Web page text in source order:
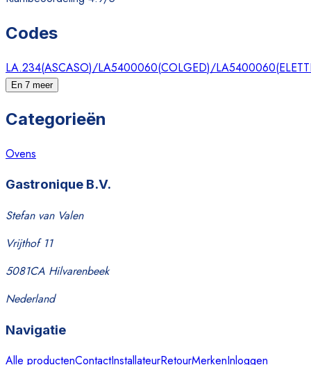
Codes
LA.234(ASCASO)/LA5400060(COLGED)/LA5400060(
En 7 meer
Categorieën
Ovens
Gastronique B.V.
Stefan van Valen
Vrijthof 11
5081CA Hilvarenbeek
Nederland
Navigatie
Alle productenContactInstallateurRetourMerkenInloggen